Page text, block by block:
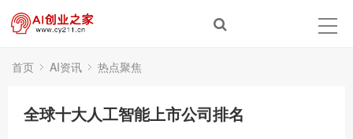
首页 AI资讯 热点聚焦
全球十大人工智能上市公司排名